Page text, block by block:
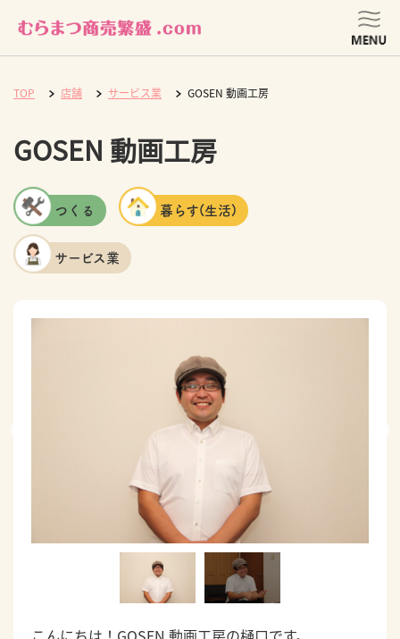
TOP 店舗 サービス業 GOSEN 動画工房
GOSEN 動画工房
つくる 暮らす(生活)
サービス業